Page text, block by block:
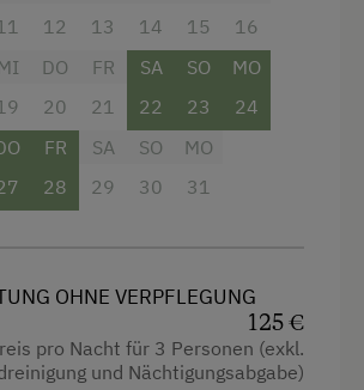
12
13
14
15
16
MI
DO
20
FR
21
SA
22
SO
23
MO
24
FR
28
SA
29
SO
30
MO
31
OHNE VERPFLEGUNG
125 €
pro Nacht für 3 Personen (exkl.
und Nächtigungsabgabe)